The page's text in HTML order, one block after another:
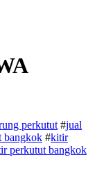
perkutut #jual
bangkok #kitir
perkutut bangkok